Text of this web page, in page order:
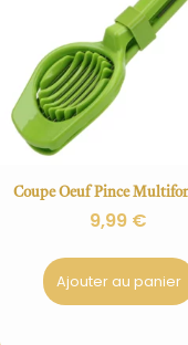
Coupe Oeuf Pince
9,99 €
Ajouter au panier